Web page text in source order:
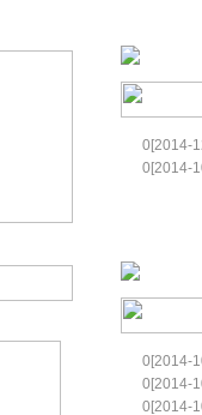
0[2014-
0[2014-
0[2014-
0[2014-
0[2014-